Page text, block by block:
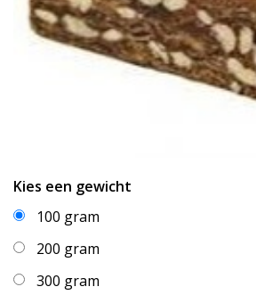
Kies een gewicht
100 gram
200 gram
300 gram